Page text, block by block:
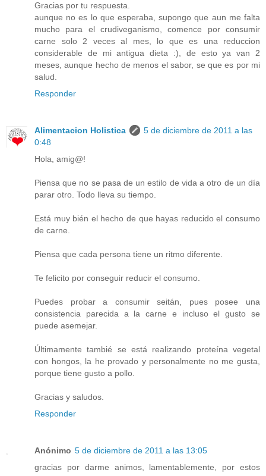
Gracias por tu respuesta.
aunque no es lo que esperaba, supongo que aun me falta
mucho para el crudiveganismo, comence por consumir
carne solo 2 veces al mes, lo que es una reduccion
considerable de mi antigua dieta :), de esto ya van 2
meses, aunque hecho de menos el sabor, se que es por mi
salud.
Responder
Alimentacion Holistica
5 de diciembre de 2011 a las
0:48
Hola, amig@!
Piensa que no se pasa de un estilo de vida a otro de un día
parar otro. Todo lleva su tiempo.
Está muy bién el hecho de que hayas reducido el consumo
de carne.
Piensa que cada persona tiene un ritmo diferente.
Te felicito por conseguir reducir el consumo.
Puedes probar a consumir seitán, pues posee una
consistencia parecida a la carne e incluso el gusto se
puede asemejar.
Últimamente tambié se está realizando proteína vegetal
con hongos, la he provado y personalmente no me gusta,
porque tiene gusto a pollo.
Gracias y saludos.
Responder
Anónimo 5 de diciembre de 2011 a las 13:05
gracias por darme animos, lamentablemente, por estos